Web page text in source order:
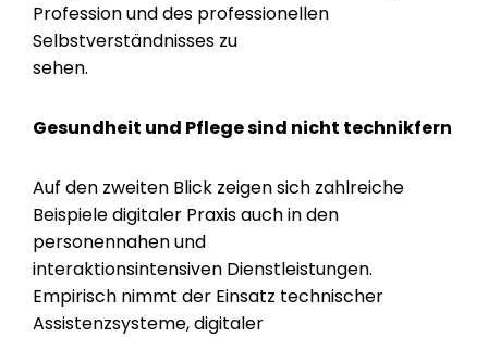
Profession und des professionellen
Selbstverständnisses zu
sehen.
Gesundheit und Pflege sind nicht technikfern
Auf den zweiten Blick zeigen sich zahlreiche
Beispiele digitaler Praxis auch in den
personennahen und
interaktionsintensiven Dienstleistungen.
Empirisch nimmt der Einsatz technischer
Assistenzsysteme, digitaler